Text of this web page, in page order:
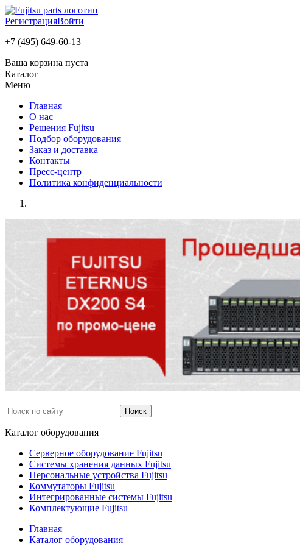
РегистрацияВойти
+7 (495) 649-60-13
Ваша корзина пуста
Каталог
Меню
Главная
О нас
Решения Fujitsu
Подбор оборудования
Заказ и доставка
Контакты
Пресс-центр
Политика конфиденциальности
Каталог оборудования
Серверное оборудование Fujitsu
Системы хранения данных Fujitsu
Персональные устройства Fujitsu
Коммутаторы Fujitsu
Интегрированные системы Fujitsu
Комплектующие Fujitsu
Главная
Каталог оборудования